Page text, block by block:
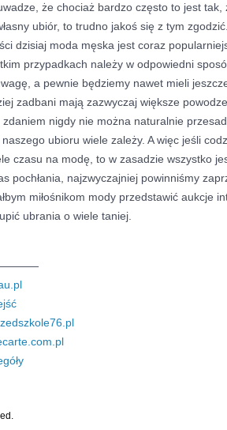
że chociaż bardzo często to jest
ubiór, to trudno jakoś się z tym
dzisiaj moda męska jest coraz
przypadkach należy w odpowiedni
a pewnie będziemy nawet mieli
zadbani mają zazwyczaj większe
nigdy nie można naturalnie
ubioru wiele zależy. A więc jeśli
czasu na modę, to w zasadzie wszystko
pochłania, najzwyczajniej powinniśmy
miłośnikom mody przedstawić aukcje
ubrania o wiele taniej.